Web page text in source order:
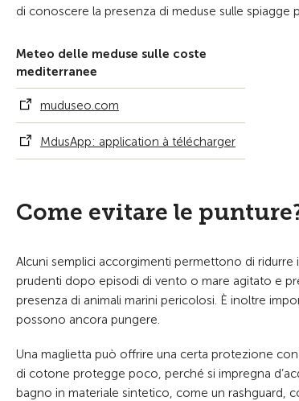
di conoscere la presenza di meduse sulle spiagge
Meteo delle meduse sulle coste
mediterranee
muduseo.com
MdusApp: application à télécharger
Come evitare le
Alcuni semplici accorgimenti permettono di ridurre
prudenti dopo episodi di vento o mare agitato e
presenza di animali marini pericolosi. È inoltre
possono ancora pungere.
Una maglietta può offrire una certa protezione
di cotone protegge poco, perché si impregna
bagno in materiale sintetico, come un rashguard,